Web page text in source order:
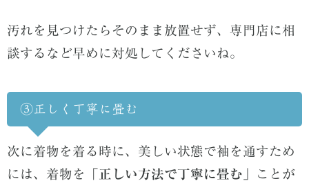
汚れを見つけたらそのまま放置せず、専門店に相
談するなど早めに対処してくださいね。
③正しく丁寧に畳む
次に着物を着る時に、美しい状態で袖を通すため
には、着物を
「正しい方法で丁寧に畳む」
ことが